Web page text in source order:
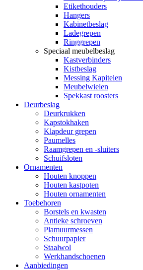
Etikethouders
Hangers
Kabinetbeslag
Ladegrepen
Ringgrepen
Speciaal meubelbeslag
Kastverbinders
Kistbeslag
Messing Kapitelen
Meubelwielen
Spekkast roosters
Deurbeslag
Deurkrukken
Kapstokhaken
Klapdeur grepen
Paumelles
Raamgrepen en -sluiters
Schuifsloten
Ornamenten
Houten knoppen
Houten kastpoten
Houten ornamenten
Toebehoren
Borstels en kwasten
Antieke schroeven
Plamuurmessen
Schuurpapier
Staalwol
Werkhandschoenen
Aanbiedingen